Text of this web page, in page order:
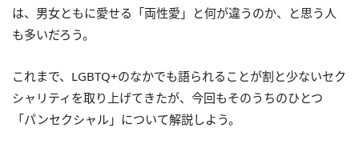
は、男女ともに愛せる「両性愛」と何が違うのか、と思う人
も多いだろう。
これまで、LGBTQ+のなかでも語られることが割と少ないセク
シャリティを取り上げてきたが、今回もそのうちのひとつ
「パンセクシャル」について解説しよう。